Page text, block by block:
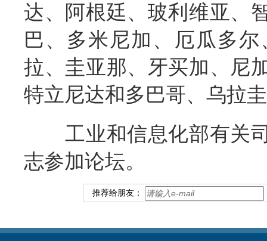
达、阿根廷、玻利维亚、
巴、多米尼加、厄瓜多
拉、圭亚那、牙买加、尼
特立尼达和多巴哥、乌拉
工业和信息化部有关司
志参加论坛。
推荐给朋友：